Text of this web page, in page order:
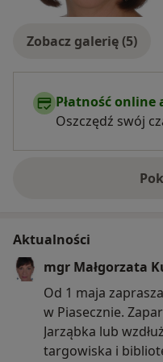
Zobacz galerię (5)
Płatność online
Oszczędź swój
Aktualności
mgr Małgorzata
Od 1 maja
w Piasecznie. Zaparkować można na ulicy
Jarząbka lub
targowiska i